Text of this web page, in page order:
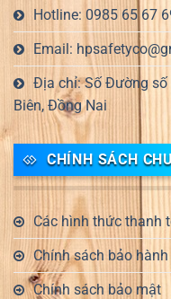
Hotline: 0985 65 67
Email:
Địa chỉ: Số Đường số
Biên, Đồng Nai
CHÍNH SÁCH
Các hình thức thanh
Chính sách bảo hành
Chính sách bảo mật